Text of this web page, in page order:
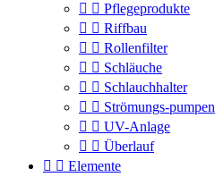
  Pflegeprodukte
  Riffbau
  Rollenfilter
  Schläuche
  Schlauchhalter
  Strömungs-pumpen
  UV-Anlage
  Überlauf
  Elemente